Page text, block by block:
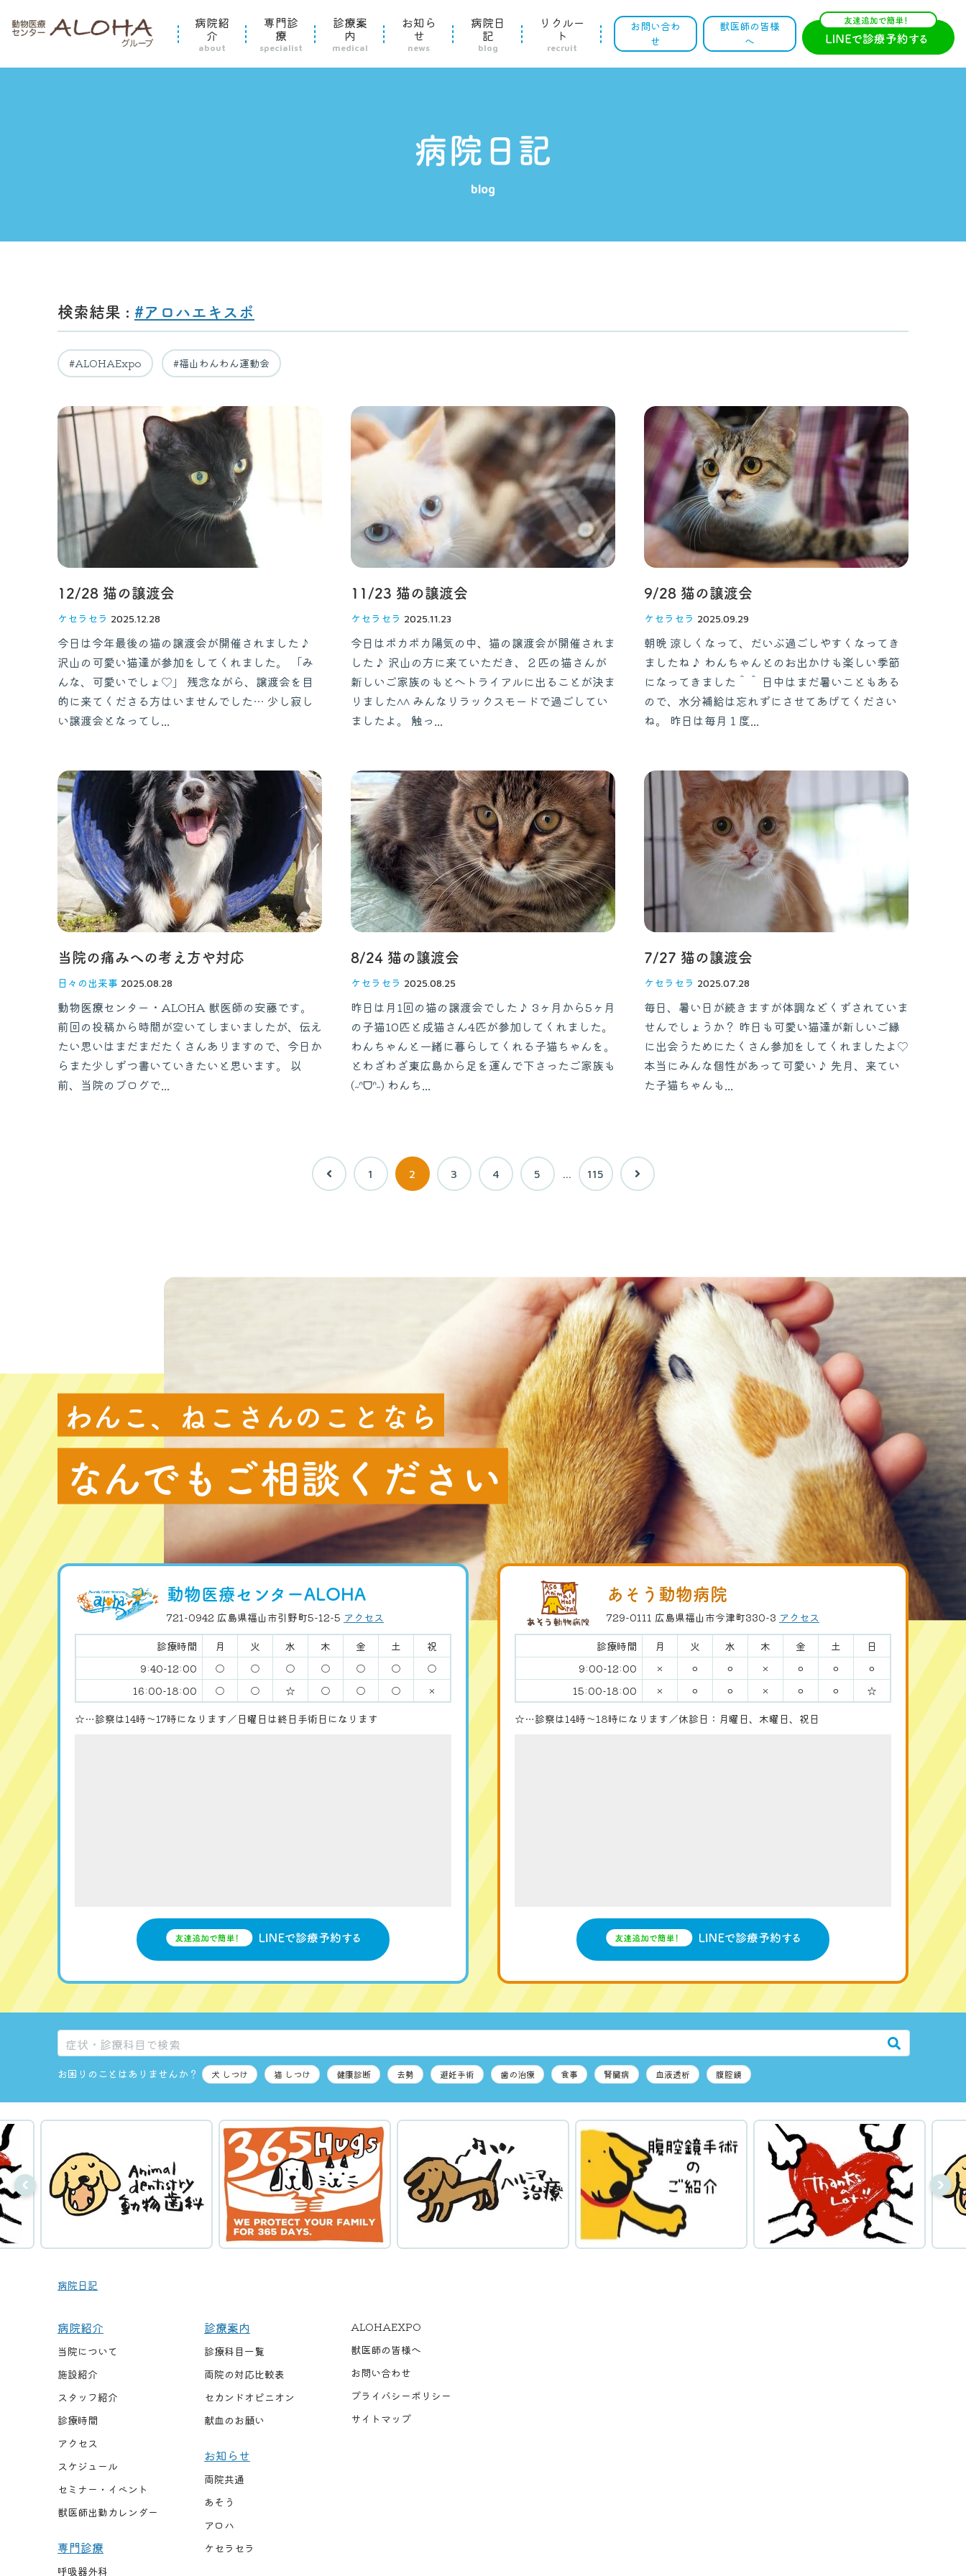
病院紹
介
about
専門診
療
specialist
診療案
内
medical
お知ら
せ
news
病院日
記
blog
リクルー
ト
recruit
お問い合わ
せ
獣医師の皆様
へ
病院日記
blog
検索結果 : #アロハエキスポ
#ALOHAExpo #福山わんわん運動会
12/28 猫の譲渡会
ケセラセラ 2025.12.28
今日は今年最後の猫の譲渡会が開催されました♪
沢山の可愛い猫達が参加をしてくれました。 「み
んな、可愛いでしょ♡」 残念ながら、譲渡会を目
的に来てくださる方はいませんでした… 少し寂し
い譲渡会となってし...
11/23 猫の譲渡会
ケセラセラ 2025.11.23
今日はポカポカ陽気の中、猫の譲渡会が開催されま
した♪ 沢山の方に来ていただき、２匹の猫さんが
新しいご家族のもとへトライアルに出ることが決ま
りました^^ みんなリラックスモードで過ごしてい
ましたよ。 触っ...
9/28 猫の譲渡会
ケセラセラ 2025.09.29
朝晩 涼しくなって、だいぶ過ごしやすくなってき
ましたね♪ わんちゃんとのお出かけも楽しい季節
になってきました＾＾ 日中はまだ暑いこともある
ので、水分補給は忘れずにさせてあげてください
ね。 昨日は毎月１度...
当院の痛みへの考え方や対応
日々の出来事 2025.08.28
動物医療センター・ALOHA 獣医師の安藤です。
前回の投稿から時間が空いてしまいましたが、伝え
たい思いはまだまだたくさんありますので、今日か
らまた少しずつ書いていきたいと思います。 以
前、当院のブログで...
8/24 猫の譲渡会
ケセラセラ 2025.08.25
昨日は月1回の猫の譲渡会でした♪ 3ヶ月から5ヶ月
の子猫10匹と成猫さん4匹が参加してくれました。
わんちゃんと一緒に暮らしてくれる子猫ちゃんを。
とわざわざ東広島から足を運んで下さったご家族も
(˶ᐢᗜᐢ˶) わんち...
7/27 猫の譲渡会
ケセラセラ 2025.07.28
毎日、暑い日が続きますが体調などくずされていま
せんでしょうか？ 昨日も可愛い猫達が新しいご縁
に出会うためにたくさん参加をしてくれましたよ♡
本当にみんな個性があって可愛い♪ 先月、来てい
た子猫ちゃんも...
1 2 3 4 5 … 115
わんこ、ねこさんのことなら
なんでもご相談ください
動物医療センターALOHA
721-0942 広島県福山市引野町5-12-5 アクセス
診療時間
月 火 水 木 金 土
祝
9:40-12:00
○ ○ ○ ○ ○ ○
○
16:00-18:00
○ ○ ☆ ○ ○ ○
×
☆…診察は14時〜17時になります／日曜日は終日手術日になります
あそう動物病院
729-0111 広島県福山市今津町330-3 アクセス
診療時間
月 火 水 木 金 土
日
9:00-12:00
× ⚪︎ ⚪︎ × ⚪︎ ⚪︎
⚪︎
15:00-18:00
× ⚪︎ ⚪︎ × ⚪︎ ⚪︎
☆
☆…診察は14時〜18時になります／休診日：月曜日、木曜日、祝日
お困りのことはありませんか？
病院日記
病院紹介
当院について
施設紹介
スタッフ紹介
診療時間
アクセス
スケジュール
セミナー・イベント
獣医師出勤カレンダー
専門診療
呼吸器外科
診療案内
診療科目一覧
両院の対応比較表
セカンドオピニオン
献血のお願い
お知らせ
両院共通
あそう
アロハ
ケセラセラ
ALOHAEXPO
獣医師の皆様へ
お問い合わせ
プライバシーポリシー
サイトマップ